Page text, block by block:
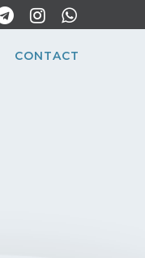
CONTACT